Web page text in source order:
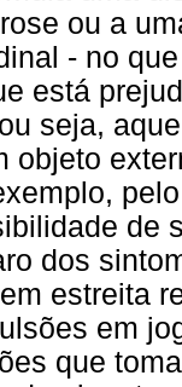
ou a
- no
está
seja,
objeto
de
dos
estreita
em
que